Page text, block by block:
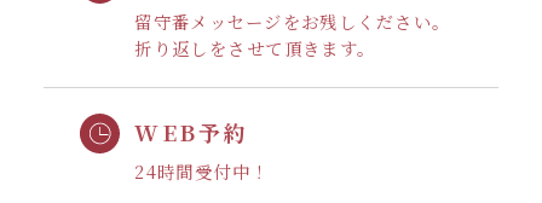
留守番メッセージをお残しください。
折り返しをさせて頂きます。
WEB予約
24時間受付中！